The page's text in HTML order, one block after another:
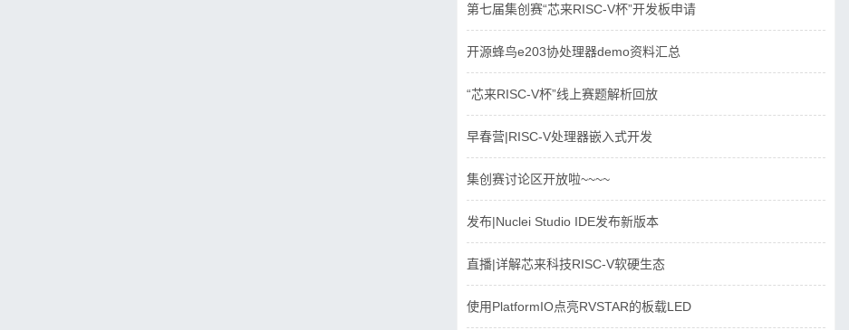
第七届集创赛“芯来RISC-V杯”开发板申请
开源蜂鸟e203协处理器demo资料汇总
“芯来RISC-V杯”线上赛题解析回放
早春营|RISC-V处理器嵌入式开发
集创赛讨论区开放啦~~~~
发布|Nuclei Studio IDE发布新版本
直播|详解芯来科技RISC-V软硬生态
使用PlatformIO点亮RVSTAR的板载LED